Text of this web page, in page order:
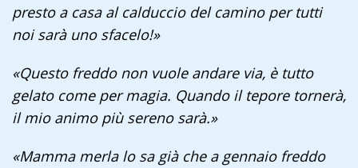
presto a casa al calduccio del camino per tutti
noi sarà uno sfacelo!»
«Questo freddo non vuole andare via, è tutto
gelato come per magia. Quando il tepore tornerà,
il mio animo più sereno sarà.»
«Mamma merla lo sa già che a gennaio freddo